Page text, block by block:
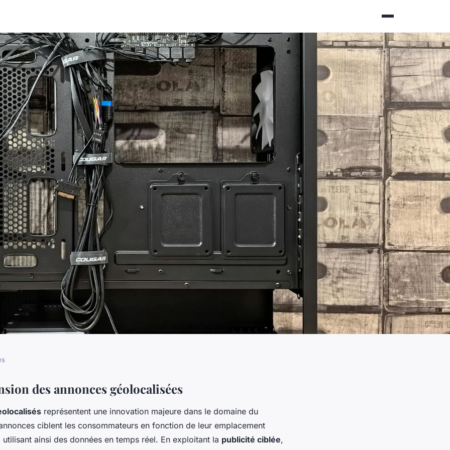
géolocalisées
smartphone
des annonces géolocalisées
représentent une innovation majeure dans le domaine du
ciblent les consommateurs en fonction de leur emplacement
ainsi des données en temps réel. En exploitant la publicité ciblée,